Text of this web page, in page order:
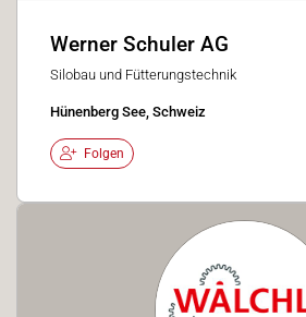
Werner Schuler AG
Silobau und Fütterungstechnik
Hünenberg See, Schweiz
Folgen